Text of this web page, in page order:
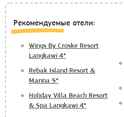
Рекомендуемые отели:
Wings By Croske Resort
Langkawi 4*
Rebak Island Resort &
Marina 5*
Holiday Villa Beach Resort
& Spa Langkawi 4*